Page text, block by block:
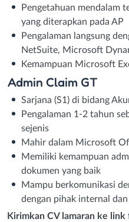
Pengetahuan mendalam
yang diterapkan pada AP
Pengalaman langsung
NetSuite, Microsoft
Kemampuan Microsoft
Admin Claim GT
Sarjana (S1) di bidang
Pengalaman 1-2 tahun
sejenis
Mahir dalam Microsoft
Memiliki kemampuan
dokumen yang baik
Mampu berkomunikasi
dengan pihak internal dan
Kirimkan CV lamaran ke